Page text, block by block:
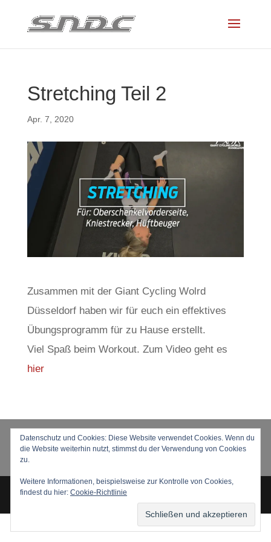
Stretching Teil 2
Apr. 7, 2020
Zusammen mit der Giant Cycling Wolrd
Düsseldorf haben wir für euch ein effektives
Übungsprogramm für zu Hause erstellt.
Viel Spaß beim Workout. Zum Video geht es
hier
KONTAKT
DOWNLOADS
Copyright © 2024 SNDC
Datenschutz und Cookies: Diese Website verwendet Cookies. Wenn du
die Website weiterhin nutzt, stimmst du der Verwendung von Cookies
zu.
Weitere Informationen, beispielsweise zur Kontrolle von Cookies,
findest du hier: Cookie-Richtlinie